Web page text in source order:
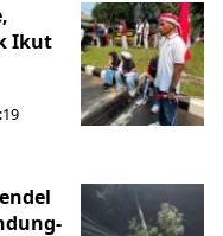
Ikut